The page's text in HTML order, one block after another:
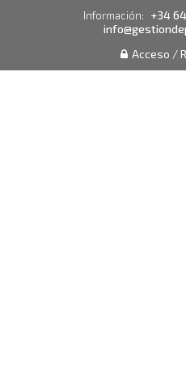
Información: +34
Acceso /